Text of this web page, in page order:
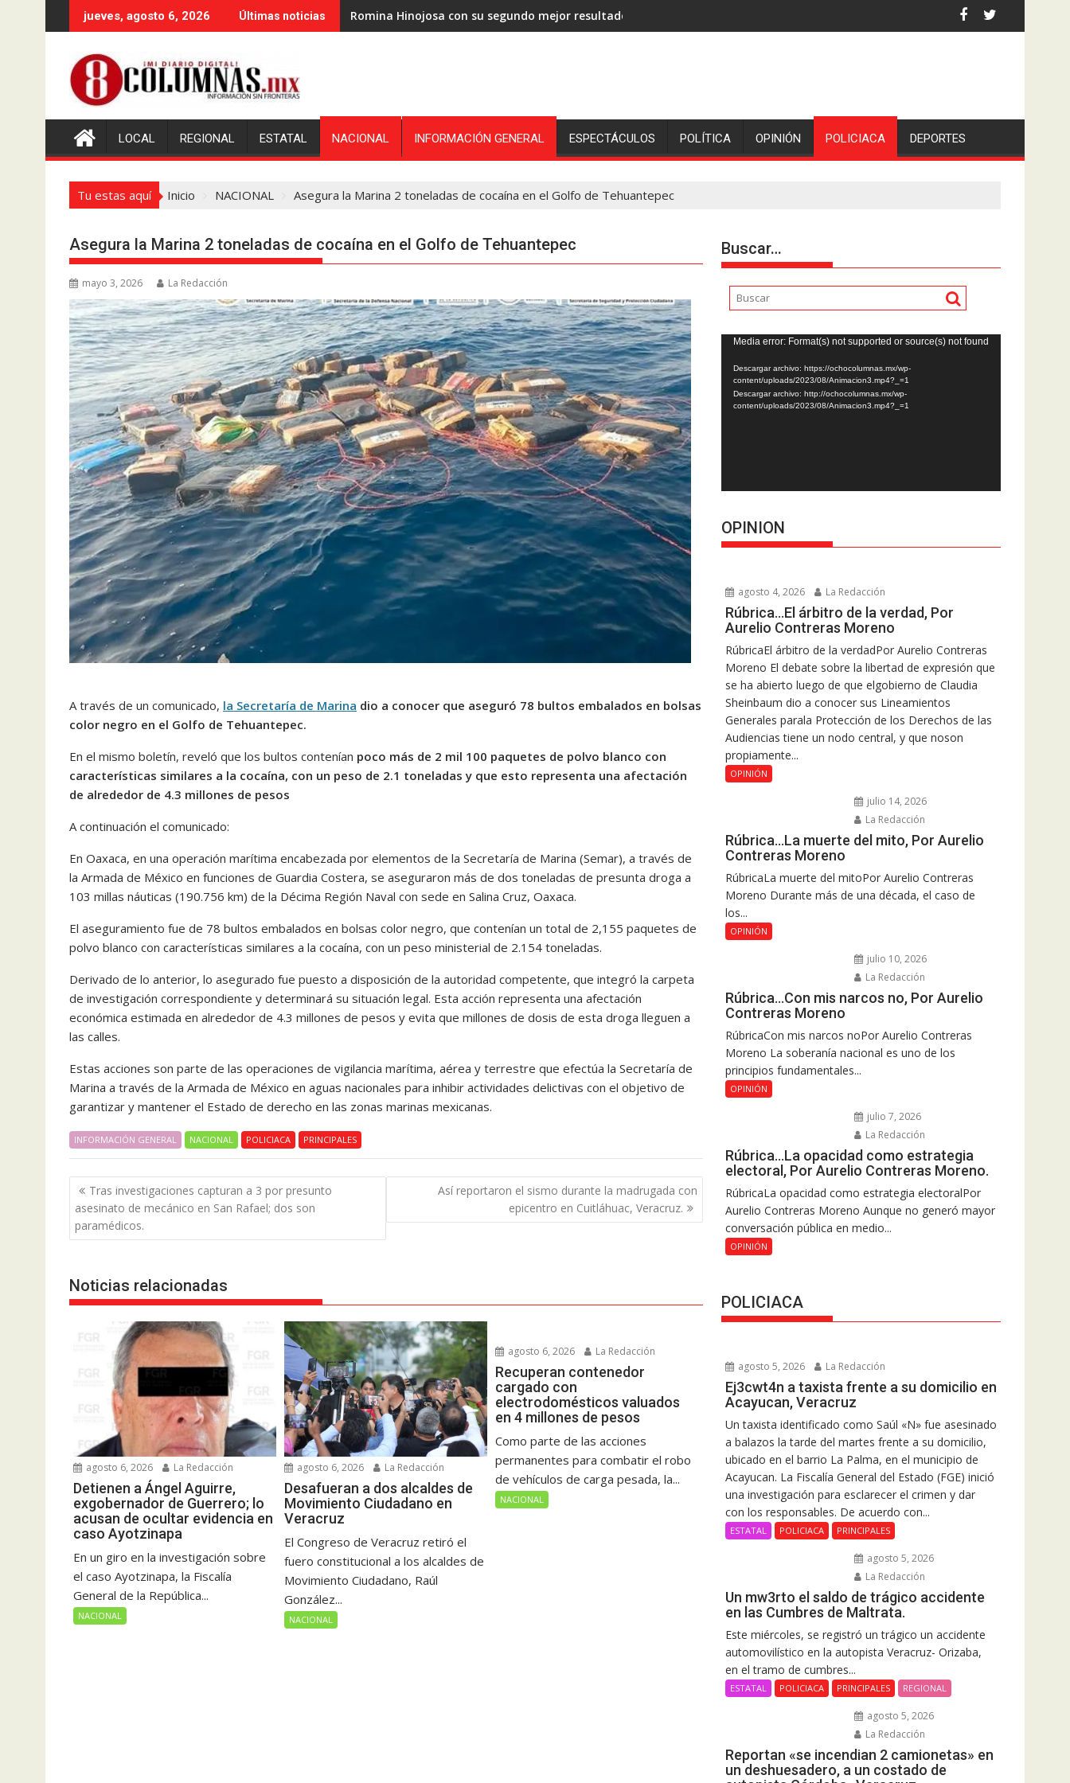
al
jueves, agosto 6, 2026 Últimas noticias Romina Hinojosa con su segundo mejor resultado en el Tour de Francia Femenino
LOCAL REGIONAL ESTATAL NACIONAL INFORMACIÓN GENERAL ESPECTÁCULOS POLÍTICA OPINIÓN POLICIACA DEPORTES
Tu estas aquí Inicio NACIONAL Asegura la Marina 2 toneladas de cocaína en el Golfo de Tehuantepec
Asegura la Marina 2 toneladas de cocaína en el Golfo de Tehuantepec
mayo 3, 2026 La Redacción
A través de un comunicado, la Secretaría de Marina dio a conocer que aseguró 78 bultos embalados en bolsas
color negro en el Golfo de Tehuantepec.
En el mismo boletín, reveló que los bultos contenían poco más de 2 mil 100 paquetes de polvo blanco con
características similares a la cocaína, con un peso de 2.1 toneladas y que esto representa una afectación
de alrededor de 4.3 millones de pesos
A continuación el comunicado:
En Oaxaca, en una operación marítima encabezada por elementos de la Secretaría de Marina (Semar), a través de
la Armada de México en funciones de Guardia Costera, se aseguraron más de dos toneladas de presunta droga a
103 millas náuticas (190.756 km) de la Décima Región Naval con sede en Salina Cruz, Oaxaca.
El aseguramiento fue de 78 bultos embalados en bolsas color negro, que contenían un total de 2,155 paquetes de
polvo blanco con características similares a la cocaína, con un peso ministerial de 2.154 toneladas.
Derivado de lo anterior, lo asegurado fue puesto a disposición de la autoridad competente, que integró la carpeta
de investigación correspondiente y determinará su situación legal. Esta acción representa una afectación
económica estimada en alrededor de 4.3 millones de pesos y evita que millones de dosis de esta droga lleguen a
las calles.
Estas acciones son parte de las operaciones de vigilancia marítima, aérea y terrestre que efectúa la Secretaría de
Marina a través de la Armada de México en aguas nacionales para inhibir actividades delictivas con el objetivo de
garantizar y mantener el Estado de derecho en las zonas marinas mexicanas.
INFORMACIÓN GENERAL NACIONAL POLICIACA PRINCIPALES
Navegación
de
entradas
Tras investigaciones capturan a 3 por presunto
asesinato de mecánico en San Rafael; dos son
paramédicos.
Así reportaron el sismo durante la madrugada con
epicentro en Cuitláhuac, Veracruz.
Noticias relacionadas
agosto 6, 2026 La Redacción
Detienen a Ángel Aguirre,
exgobernador de Guerrero; lo
acusan de ocultar evidencia en
caso Ayotzinapa
En un giro en la investigación sobre
el caso Ayotzinapa, la Fiscalía
General de la República...
NACIONAL
agosto 6, 2026 La Redacción
Desafueran a dos alcaldes de
Movimiento Ciudadano en
Veracruz
El Congreso de Veracruz retiró el
fuero constitucional a los alcaldes de
Movimiento Ciudadano, Raúl
González...
NACIONAL
agosto 6, 2026 La Redacción
Recuperan contenedor
cargado con
electrodomésticos valuados
en 4 millones de pesos
Como parte de las acciones
permanentes para combatir el robo
de vehículos de carga pesada, la...
NACIONAL
Buscar…
Reproductor
de
vídeo
Media error: Format(s) not supported or source(s) not found
Descargar archivo: https://ochocolumnas.mx/wp-
content/uploads/2023/08/Animacion3.mp4?_=1
Descargar archivo: http://ochocolumnas.mx/wp-
content/uploads/2023/08/Animacion3.mp4?_=1
OPINION
agosto 4, 2026 La Redacción
Rúbrica…El árbitro de la verdad, Por
Aurelio Contreras Moreno
RúbricaEl árbitro de la verdadPor Aurelio Contreras
Moreno El debate sobre la libertad de expresión que
se ha abierto luego de que elgobierno de Claudia
Sheinbaum dio a conocer sus Lineamientos
Generales parala Protección de los Derechos de las
Audiencias tiene un nodo central, y que noson
propiamente...
OPINIÓN
julio 14, 2026
La Redacción
Rúbrica…La muerte del mito, Por Aurelio
Contreras Moreno
RúbricaLa muerte del mitoPor Aurelio Contreras
Moreno Durante más de una década, el caso de
los...
OPINIÓN
julio 10, 2026
La Redacción
Rúbrica…Con mis narcos no, Por Aurelio
Contreras Moreno
RúbricaCon mis narcos noPor Aurelio Contreras
Moreno La soberanía nacional es uno de los
principios fundamentales...
OPINIÓN
julio 7, 2026
La Redacción
Rúbrica…La opacidad como estrategia
electoral, Por Aurelio Contreras Moreno.
RúbricaLa opacidad como estrategia electoralPor
Aurelio Contreras Moreno Aunque no generó mayor
conversación pública en medio...
OPINIÓN
POLICIACA
agosto 5, 2026 La Redacción
Ej3cwt4n a taxista frente a su domicilio en
Acayucan, Veracruz
Un taxista identificado como Saúl «N» fue asesinado
a balazos la tarde del martes frente a su domicilio,
ubicado en el barrio La Palma, en el municipio de
Acayucan. La Fiscalía General del Estado (FGE) inició
una investigación para esclarecer el crimen y dar
con los responsables. De acuerdo con...
ESTATAL POLICIACA PRINCIPALES
agosto 5, 2026
La Redacción
Un mw3rto el saldo de trágico accidente
en las Cumbres de Maltrata.
Este miércoles, se registró un trágico un accidente
automovilístico en la autopista Veracruz- Orizaba,
en el tramo de cumbres...
ESTATAL POLICIACA PRINCIPALES REGIONAL
agosto 5, 2026
La Redacción
Reportan «se incendian 2 camionetas» en
un deshuesadero, a un costado de